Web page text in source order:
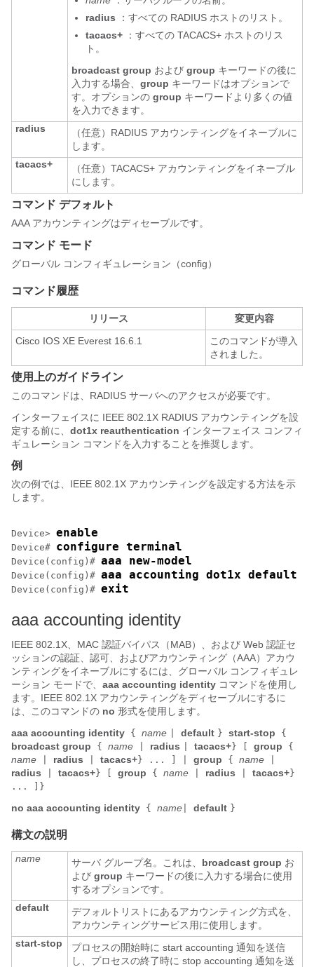
radius
：すべての RADIUS ホストのリスト。
tacacs+
：すべての TACACS+ ホストのリス
ト。
broadcast group および group キーワードの後に
入力する場合、 group キーワードはオプションで
す。オプションの group キーワードより多くの値
を入力できます。
radius
（任意）RADIUS アカウンティングをイネーブルに
します。
tacacs+
（任意）TACACS+ アカウンティングをイネーブル
にします。
コマンド デフォルト
AAA アカウンティングはディセーブルです。
コマンド モード
グローバル コンフィギュレーション（config）
コマンド履歴
リリース
変更内容
Cisco IOS XE Everest 16.6.1
このコマンドが導入
されました。
使用上のガイドライン
このコマンドは、RADIUS サーバへのアクセスが必要です。
インターフェイスに IEEE 802.1X RADIUS アカウンティングを設
定する前に、 dot1x reauthentication インターフェイス コンフィ
ギュレーション コマンドを入力することを推奨します。
例
次の例では、IEEE 802.1X アカウンティングを設定する方法を示
します。
Device> enable
Device# configure terminal
Device(config)# aaa new-model
Device(config)# aaa accounting dot1x default
Device(config)# exit
aaa accounting identity
IEEE 802.1X、MAC 認証バイパス（MAB）、および Web 認証セ
ッションの認証、認可、およびアカウンティング（AAA）アカウ
ンティングをイネーブルにするには、グローバル コンフィギュレ
ーション モードで、 aaa accounting identity コマンドを使用し
ます。IEEE 802.1X アカウンティングをディセーブルにするに
は、このコマンドの no 形式を使用します。
aaa accounting identity { name default } start-stop {
broadcast group { name radius tacacs+ } group {
name radius tacacs+ } ... group { name
radius tacacs+ } group { name radius tacacs+ }
... ]}
no aaa accounting identity { name default }
構文の説明
name サーバ グループ名。これは、 broadcast group お
よび group キーワードの後に入力する場合に使用
するオプションです。
default
デフォルトリストにあるアカウンティング方式を、
アカウンティングサービス用に使用します。
start-stop
プロセスの開始時に start accounting 通知を送信
し、プロセスの終了時に stop accounting 通知を送